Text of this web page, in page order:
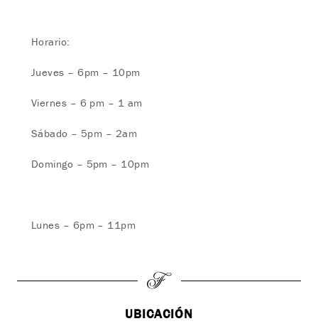
Horario:
Jueves – 6pm – 10pm
Viernes – 6 pm – 1 am
Sábado – 5pm – 2am
Domingo – 5pm – 10pm
Lunes – 6pm – 11pm
UBICACIÓN